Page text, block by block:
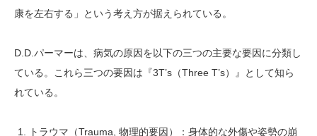
康を左右する」という考え方が据えられている。
D.D.パーマーは、病気の原因を以下の三つの主要な要因に分類し
ている。これら三つの要因は『3T’s（Three T’s）』として知ら
れている。
トラウマ（Trauma, 物理的要因）：身体的な外傷や姿勢の崩